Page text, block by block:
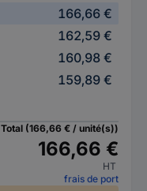
166,66 €
162,59 €
160,98 €
159,89 €
Total (166,66 € / unité(s))
166,66 €
HT
frais de port